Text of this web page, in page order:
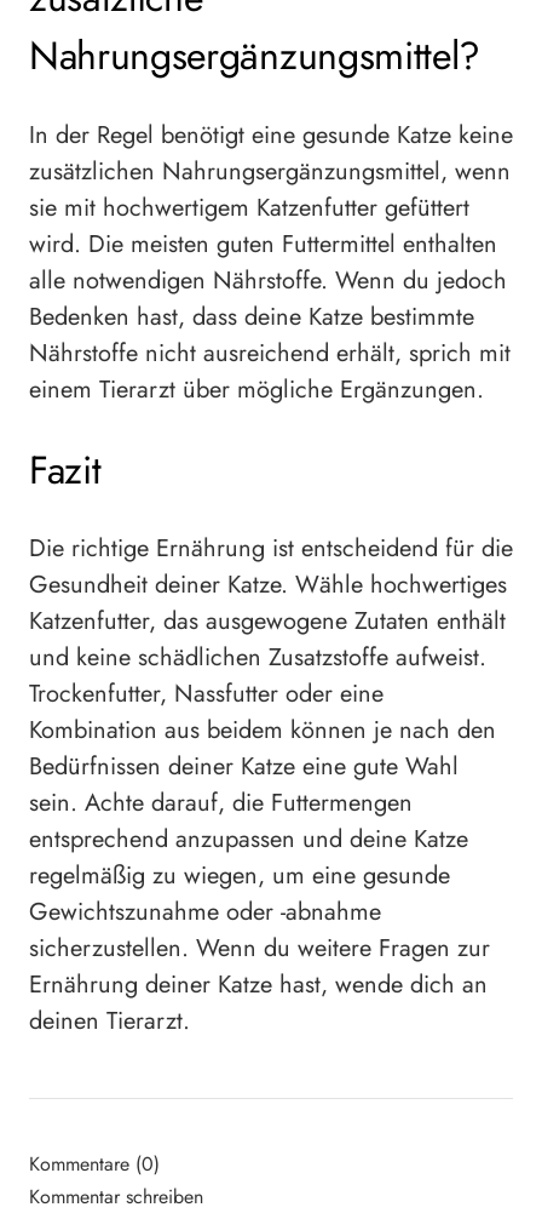
Nahrungsergänzungsmittel?
In der Regel benötigt eine gesunde Katze keine
zusätzlichen Nahrungsergänzungsmittel, wenn
sie mit hochwertigem Katzenfutter gefüttert
wird. Die meisten guten Futtermittel enthalten
alle notwendigen Nährstoffe. Wenn du jedoch
Bedenken hast, dass deine Katze bestimmte
Nährstoffe nicht ausreichend erhält, sprich mit
einem Tierarzt über mögliche Ergänzungen.
Fazit
Die richtige Ernährung ist entscheidend für die
Gesundheit deiner Katze. Wähle hochwertiges
Katzenfutter, das ausgewogene Zutaten enthält
und keine schädlichen Zusatzstoffe aufweist.
Trockenfutter, Nassfutter oder eine
Kombination aus beidem können je nach den
Bedürfnissen deiner Katze eine gute Wahl
sein. Achte darauf, die Futtermengen
entsprechend anzupassen und deine Katze
regelmäßig zu wiegen, um eine gesunde
Gewichtszunahme oder -abnahme
sicherzustellen. Wenn du weitere Fragen zur
Ernährung deiner Katze hast, wende dich an
deinen Tierarzt.
Kommentare (0)
Kommentar schreiben